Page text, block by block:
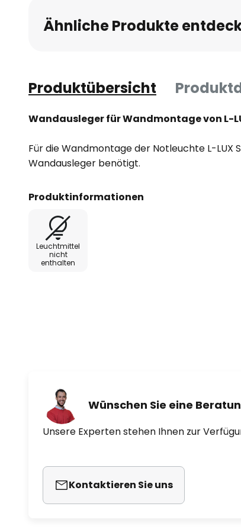
springen
Ähnliche Produkte
Produktübersicht
Wandausleger für Wandmontage von L-
Für die Wandmontage der Notleuchte L-LUX
Wandausleger benötigt.
Produktinformationen
Leuchtmittel
nicht
enthalten
Wünschen Sie eine
Unsere Experten stehen Ihnen zur
Kontaktieren Sie uns